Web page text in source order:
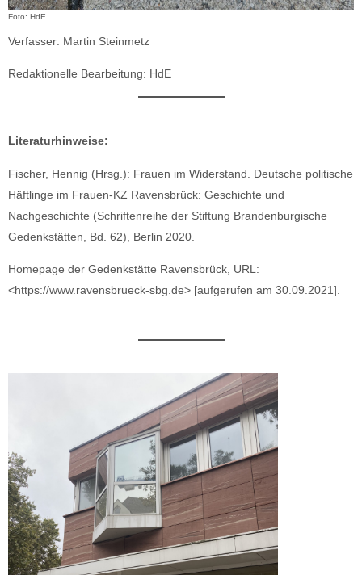
Foto: HdE
Verfasser: Martin Steinmetz
Redaktionelle Bearbeitung: HdE
Literaturhinweise:
Fischer, Hennig (Hrsg.): Frauen im Widerstand. Deutsche politische
Häftlinge im Frauen-KZ Ravensbrück: Geschichte und
Nachgeschichte (Schriftenreihe der Stiftung Brandenburgische
Gedenkstätten, Bd. 62), Berlin 2020.
Homepage der Gedenkstätte Ravensbrück, URL:
<https://www.ravensbrueck-sbg.de> [aufgerufen am 30.09.2021].